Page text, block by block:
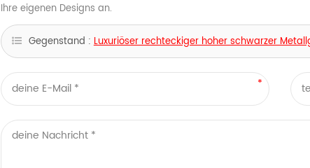
Ihre eigenen Designs an.
Gegenstand :Luxuriöser rechteckiger hoher schwarzer